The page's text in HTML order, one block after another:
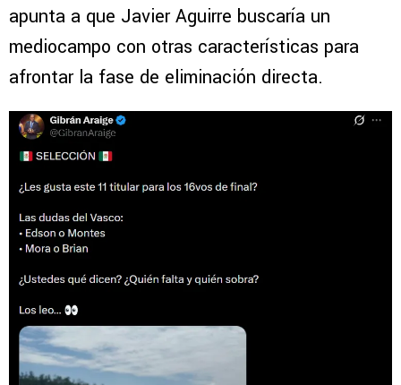
apunta a que Javier Aguirre buscaría un
mediocampo con otras características para
afrontar la fase de eliminación directa.